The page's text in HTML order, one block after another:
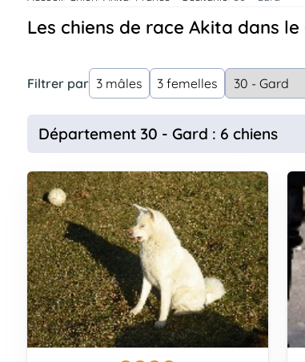
Assurances
Les chiens de race Akita dans le
Filtrer par 3 mâles 3 femelles
Département 30 - Gard : 6 chiens